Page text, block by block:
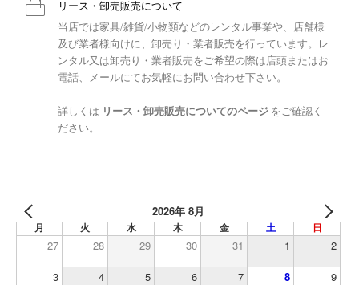
リース・卸売販売について
当店では家具/雑貨/小物類などのレンタル事業や、店舗様
及び業者様向けに、卸売り・業者販売を行っています。レ
ンタル又は卸売り・業者販売をご希望の際は店頭またはお
電話、メールにてお気軽にお問い合わせ下さい。
詳しくは リース・卸売販売についてのページ をご確認く
ださい。
2026年 8月
月 火 水 木 金 土 日
27 28 29 30 31 1 2
3 4 5 6 7 8 9